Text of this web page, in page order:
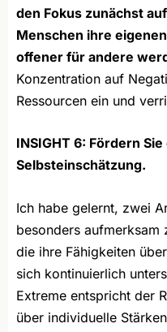
den Fokus zunächst
Menschen ihre
offener für andere
Konzentration auf
Ressourcen ein und
INSIGHT 6: Fördern
Selbsteinschätzung.
Ich habe gelernt, zwei
besonders aufmerksam
die ihre Fähigkeiten
sich kontinuierlich
Extreme entspricht der
über individuelle